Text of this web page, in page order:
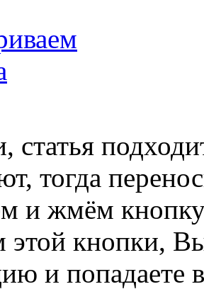
статья
тогда
и жмём кнопку
этой кнопки,
и попадаете